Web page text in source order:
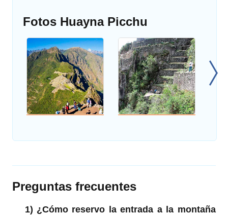
Fotos Huayna Picchu
Preguntas frecuentes
1) ¿Cómo reservo la entrada a la montaña